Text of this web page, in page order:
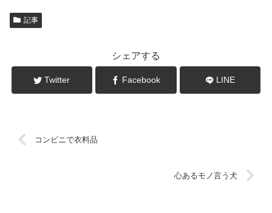
記事
シェアする
Twitter Facebook LINE
コンビニで衣料品
心あるモノ言う犬